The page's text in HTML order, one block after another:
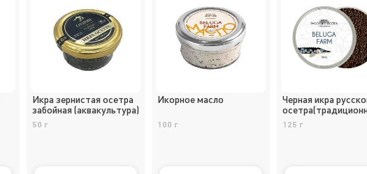
Икра зернистая осетра
забойная (аквакультура)
50 г
Икорное масло
100 г
Черная икра
125 г